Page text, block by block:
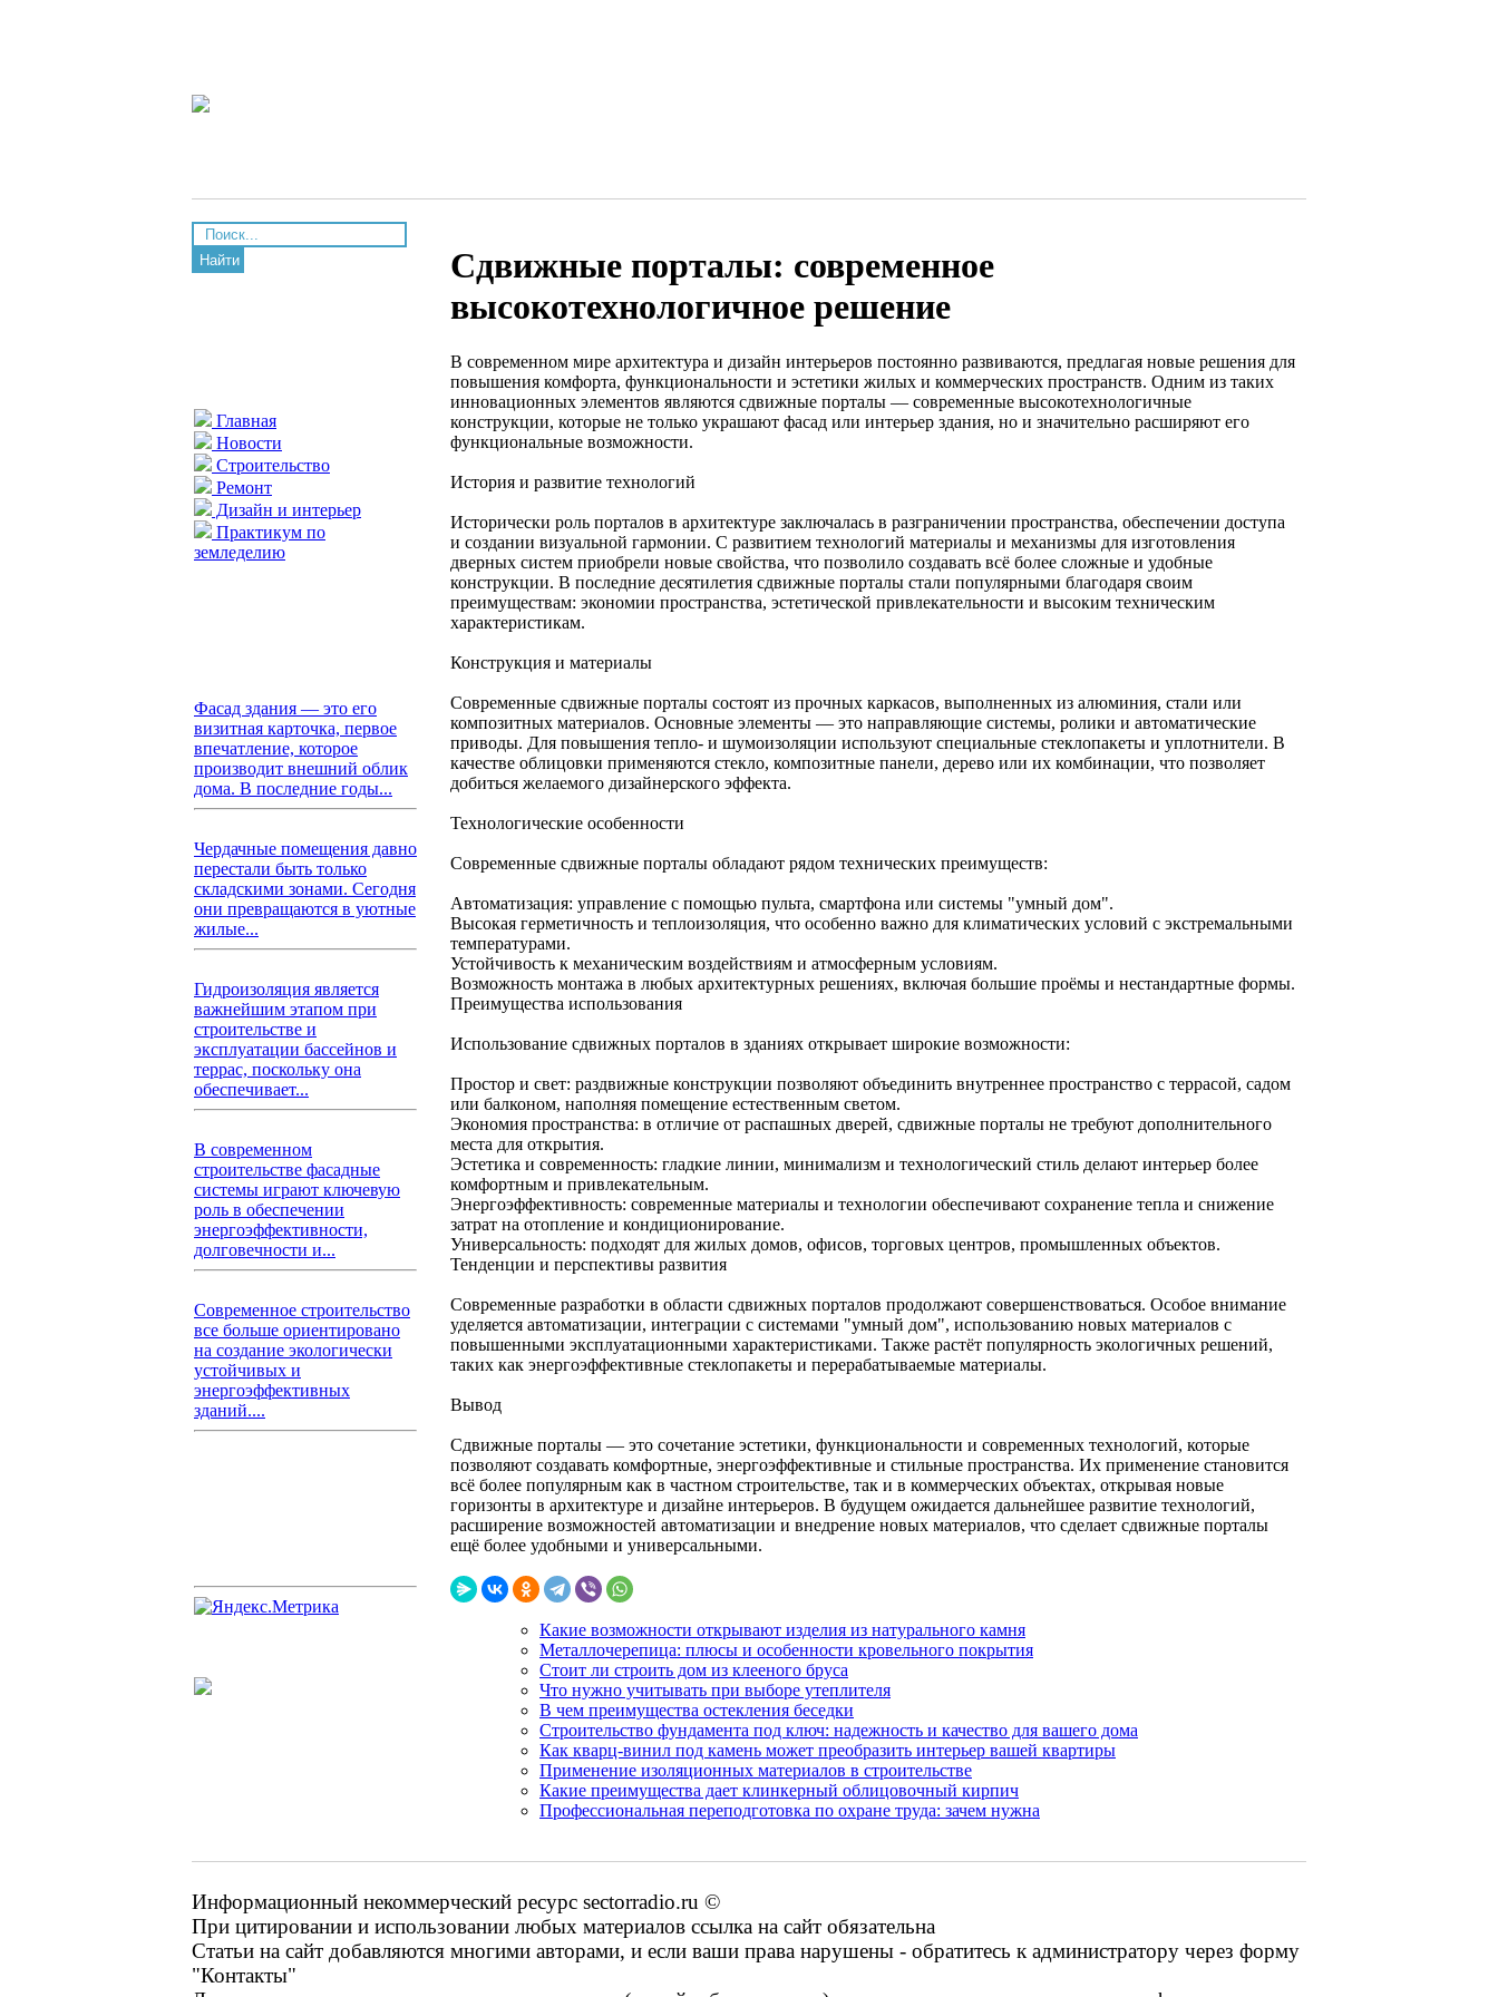
Найти
Главная
Новости
Строительство
Ремонт
Дизайн и интерьер
Практикум по
земледелию
Фасад здания — это его
визитная карточка, первое
впечатление, которое
производит внешний облик
дома. В последние годы...
Чердачные помещения давно
перестали быть только
складскими зонами. Сегодня
они превращаются в уютные
жилые...
Гидроизоляция является
важнейшим этапом при
строительстве и
эксплуатации бассейнов и
террас, поскольку она
обеспечивает...
В современном
строительстве фасадные
системы играют ключевую
роль в обеспечении
энергоэффективности,
долговечности и...
Современное строительство
все больше ориентировано
на создание экологически
устойчивых и
энергоэффективных
зданий....
Сдвижные порталы: современное
высокотехнологичное решение
В современном мире архитектура и дизайн интерьеров постоянно развиваются, предлагая новые решения для
повышения комфорта, функциональности и эстетики жилых и коммерческих пространств. Одним из таких
инновационных элементов являются сдвижные порталы — современные высокотехнологичные
конструкции, которые не только украшают фасад или интерьер здания, но и значительно расширяют его
функциональные возможности.
История и развитие технологий
Исторически роль порталов в архитектуре заключалась в разграничении пространства, обеспечении доступа
и создании визуальной гармонии. С развитием технологий материалы и механизмы для изготовления
дверных систем приобрели новые свойства, что позволило создавать всё более сложные и удобные
конструкции. В последние десятилетия сдвижные порталы стали популярными благодаря своим
преимуществам: экономии пространства, эстетической привлекательности и высоким техническим
характеристикам.
Конструкция и материалы
Современные сдвижные порталы состоят из прочных каркасов, выполненных из алюминия, стали или
композитных материалов. Основные элементы — это направляющие системы, ролики и автоматические
приводы. Для повышения тепло- и шумоизоляции используют специальные стеклопакеты и уплотнители. В
качестве облицовки применяются стекло, композитные панели, дерево или их комбинации, что позволяет
добиться желаемого дизайнерского эффекта.
Технологические особенности
Современные сдвижные порталы обладают рядом технических преимуществ:
Автоматизация: управление с помощью пульта, смартфона или системы "умный дом".
Высокая герметичность и теплоизоляция, что особенно важно для климатических условий с экстремальными
температурами.
Устойчивость к механическим воздействиям и атмосферным условиям.
Возможность монтажа в любых архитектурных решениях, включая большие проёмы и нестандартные формы.
Преимущества использования
Использование сдвижных порталов в зданиях открывает широкие возможности:
Простор и свет: раздвижные конструкции позволяют объединить внутреннее пространство с террасой, садом
или балконом, наполняя помещение естественным светом.
Экономия пространства: в отличие от распашных дверей, сдвижные порталы не требуют дополнительного
места для открытия.
Эстетика и современность: гладкие линии, минимализм и технологический стиль делают интерьер более
комфортным и привлекательным.
Энергоэффективность: современные материалы и технологии обеспечивают сохранение тепла и снижение
затрат на отопление и кондиционирование.
Универсальность: подходят для жилых домов, офисов, торговых центров, промышленных объектов.
Тенденции и перспективы развития
Современные разработки в области сдвижных порталов продолжают совершенствоваться. Особое внимание
уделяется автоматизации, интеграции с системами "умный дом", использованию новых материалов с
повышенными эксплуатационными характеристиками. Также растёт популярность экологичных решений,
таких как энергоэффективные стеклопакеты и перерабатываемые материалы.
Вывод
Сдвижные порталы — это сочетание эстетики, функциональности и современных технологий, которые
позволяют создавать комфортные, энергоэффективные и стильные пространства. Их применение становится
всё более популярным как в частном строительстве, так и в коммерческих объектах, открывая новые
горизонты в архитектуре и дизайне интерьеров. В будущем ожидается дальнейшее развитие технологий,
расширение возможностей автоматизации и внедрение новых материалов, что сделает сдвижные порталы
ещё более удобными и универсальными.
Какие возможности открывают изделия из натурального камня
Металлочерепица: плюсы и особенности кровельного покрытия
Стоит ли строить дом из клееного бруса
Что нужно учитывать при выборе утеплителя
В чем преимущества остекления беседки
Строительство фундамента под ключ: надежность и качество для вашего дома
Как кварц-винил под камень может преобразить интерьер вашей квартиры
Применение изоляционных материалов в строительстве
Какие преимущества дает клинкерный облицовочный кирпич
Профессиональная переподготовка по охране труда: зачем нужна
Информационный некоммерческий ресурс sectorradio.ru ©
При цитировании и использовании любых материалов ссылка на сайт обязательна
Статьи на сайт добавляются многими авторами, и если ваши права нарушены - обратитесь к администратору через форму
"Контакты"